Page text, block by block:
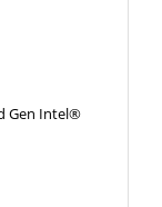
Gen Intel®